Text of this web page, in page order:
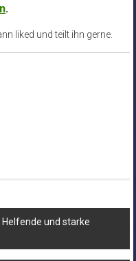
.
liked und teilt ihn gerne.
und starke